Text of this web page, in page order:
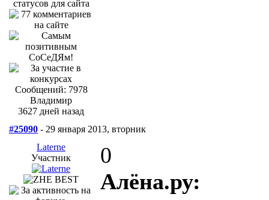
Сообщений: 7978
Владимир
3627 дней назад
#25090 - 29 января 2013, вторник
Laterne
Участник
0
Алёна.ру: